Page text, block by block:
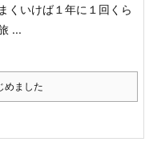
くいけば１年に１回くら
...
ました